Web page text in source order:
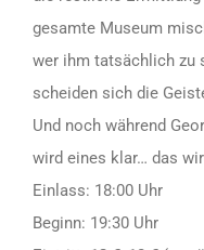
gesamte Museum
wer ihm tatsächlich zu
scheiden sich die
Und noch während
wird eines klar… das
Einlass: 18:00 Uhr
Beginn: 19:30 Uhr